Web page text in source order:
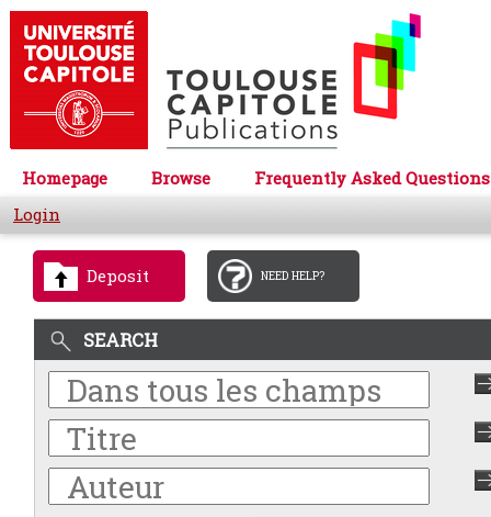
Homepage Browse
Frequently Asked Questions
Login
Deposit NEED HELP?
SEARCH